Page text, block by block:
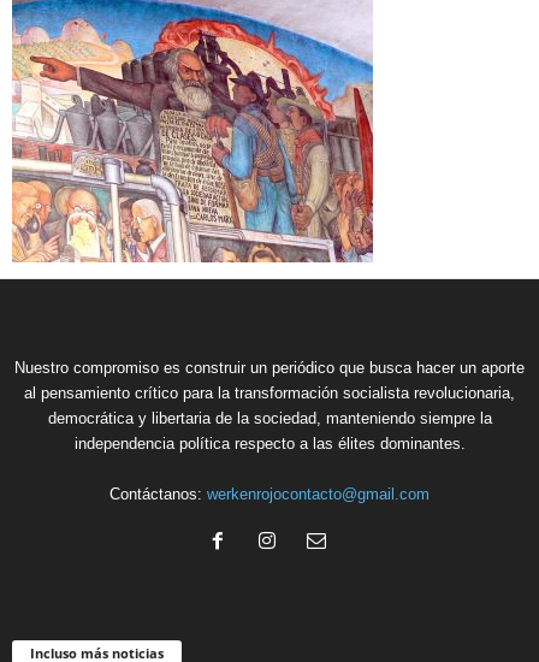
Nuestro compromiso es construir un periódico que busca hacer un aporte
al pensamiento crítico para la transformación socialista revolucionaria,
democrática y libertaria de la sociedad, manteniendo siempre la
independencia política respecto a las élites dominantes.
Contáctanos: werkenrojocontacto@gmail.com
Incluso más noticias